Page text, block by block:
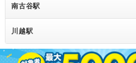
南古谷駅
川越駅